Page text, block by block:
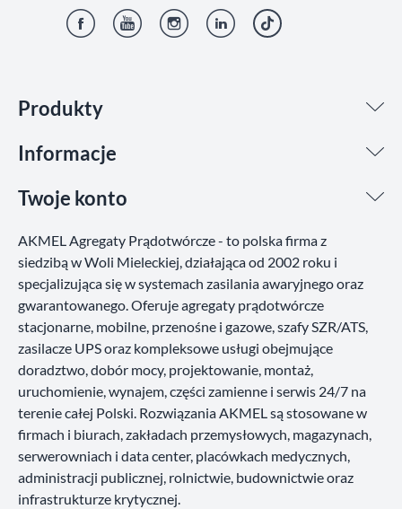
Produkty
Informacje
Twoje konto
AKMEL Agregaty Prądotwórcze - to polska firma z
siedzibą w Woli Mieleckiej, działająca od 2002 roku i
specjalizująca się w systemach zasilania awaryjnego oraz
gwarantowanego. Oferuje agregaty prądotwórcze
stacjonarne, mobilne, przenośne i gazowe, szafy SZR/ATS,
zasilacze UPS oraz kompleksowe usługi obejmujące
doradztwo, dobór mocy, projektowanie, montaż,
uruchomienie, wynajem, części zamienne i serwis 24/7 na
terenie całej Polski. Rozwiązania AKMEL są stosowane w
firmach i biurach, zakładach przemysłowych, magazynach,
serwerowniach i data center, placówkach medycznych,
administracji publicznej, rolnictwie, budownictwie oraz
infrastrukturze krytycznej.